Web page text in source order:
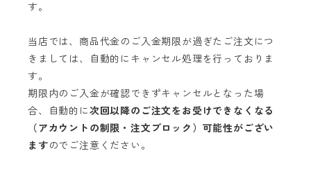
す。
当店では、商品代金のご入金期限が過ぎたご注文につ
きましては、自動的にキャンセル処理を行っておりま
す。
期限内のご入金が確認できずキャンセルとなった場
合、自動的に次回以降のご注文をお受けできなくなる
（アカウントの制限・注文ブロック）可能性がござい
ますのでご注意ください。